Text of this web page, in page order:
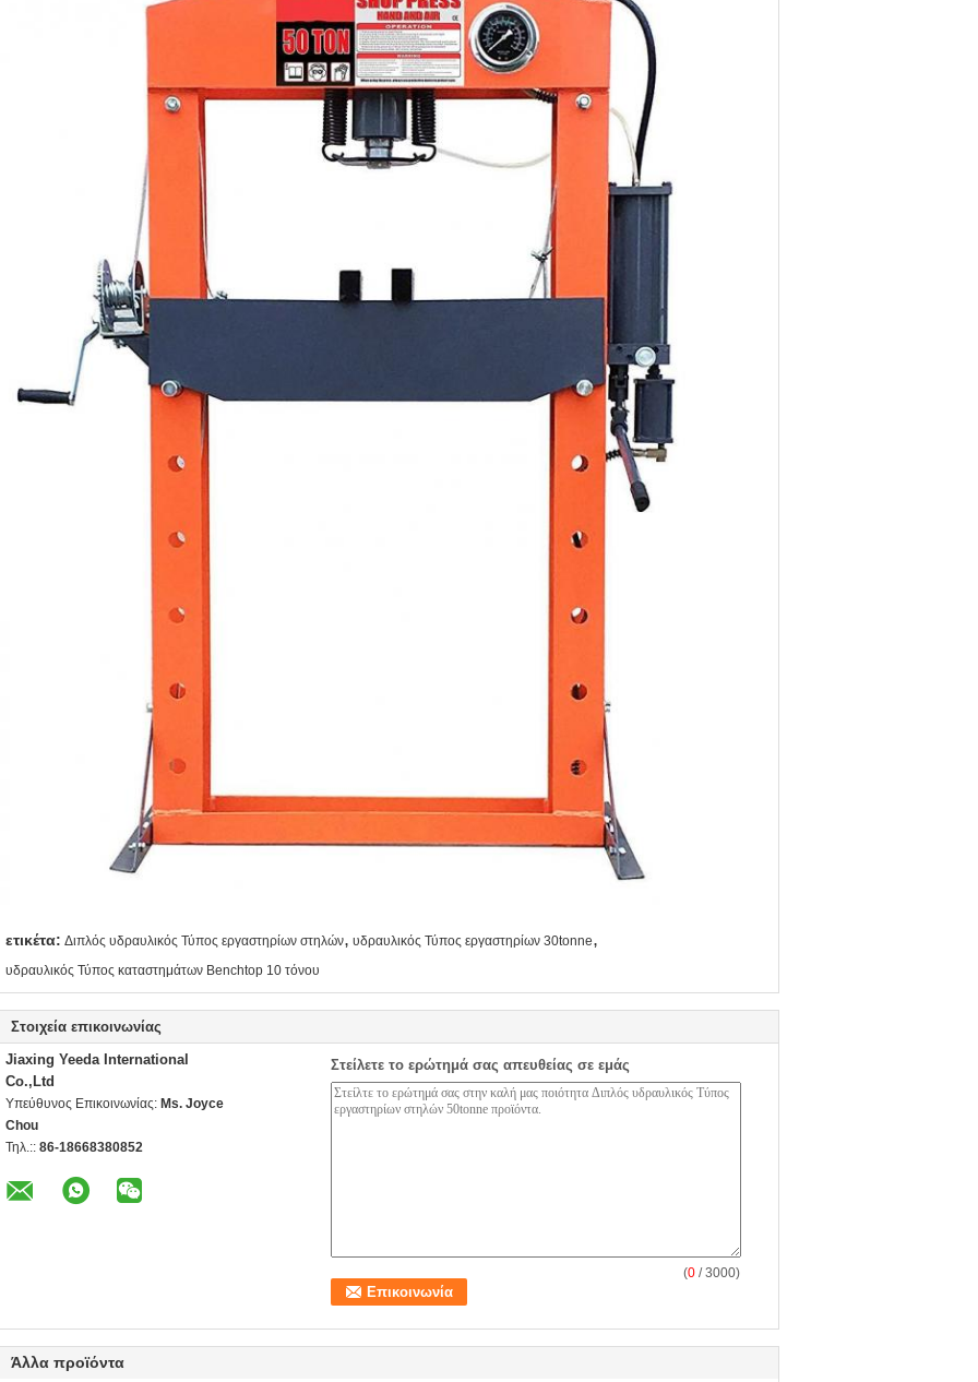
ετικέτα: Διπλός υδραυλικός Τύπος εργαστηρίων στηλών, υδραυλικός Τύπος εργαστηρίων 30tonne,
υδραυλικός Τύπος καταστημάτων Benchtop 10 τόνου
Στοιχεία επικοινωνίας
Jiaxing Yeeda International
Co.,Ltd
Υπεύθυνος Επικοινωνίας: Ms. Joyce
Chou
Τηλ.:: 86-18668380852
Στείλετε το ερώτημά σας απευθείας σε εμάς
(0 / 3000)
Άλλα προϊόντα